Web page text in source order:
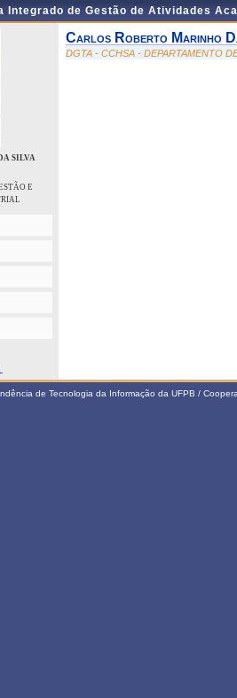
Integrado de Gestão de Atividades
SILVA
E
Carlos Roberto Marinho
DGTA - CCHSA - DEPARTAMENTO
de Tecnologia da Informação da UFPB /